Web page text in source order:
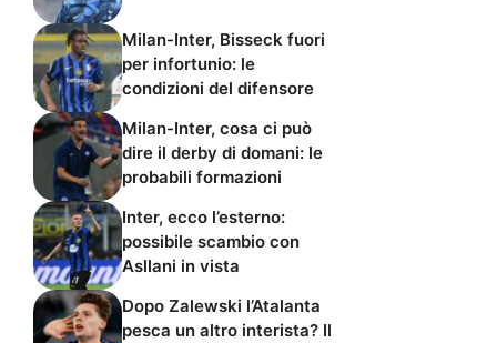
Milan-Inter, Bisseck fuori
per infortunio: le
condizioni del difensore
Milan-Inter, cosa ci può
dire il derby di domani: le
probabili formazioni
Inter, ecco l’esterno:
possibile scambio con
Asllani in vista
Dopo Zalewski l’Atalanta
pesca un altro interista? Il